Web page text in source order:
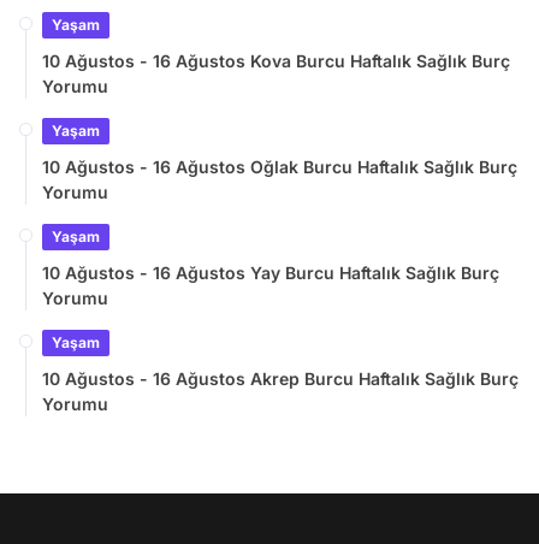
Yaşam
10 Ağustos - 16 Ağustos Kova Burcu Haftalık Sağlık Burç
Yorumu
Yaşam
10 Ağustos - 16 Ağustos Oğlak Burcu Haftalık Sağlık Burç
Yorumu
Yaşam
10 Ağustos - 16 Ağustos Yay Burcu Haftalık Sağlık Burç
Yorumu
Yaşam
10 Ağustos - 16 Ağustos Akrep Burcu Haftalık Sağlık Burç
Yorumu